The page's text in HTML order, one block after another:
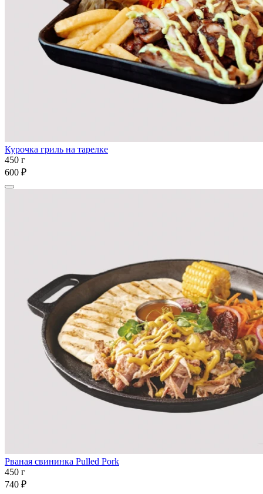
Курочка гриль на тарелке
450 г
600 ₽
Рваная свининка Pulled Pork
450 г
740 ₽